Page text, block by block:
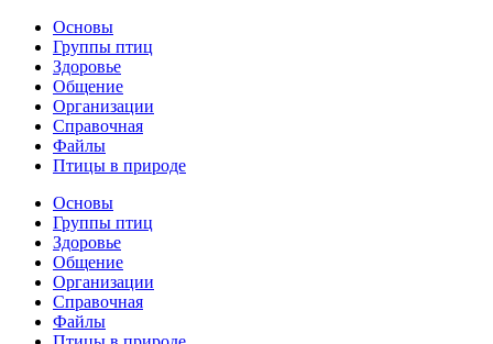
Основы
Группы птиц
Здоровье
Общение
Организации
Справочная
Файлы
Птицы в природе
Основы
Группы птиц
Здоровье
Общение
Организации
Справочная
Файлы